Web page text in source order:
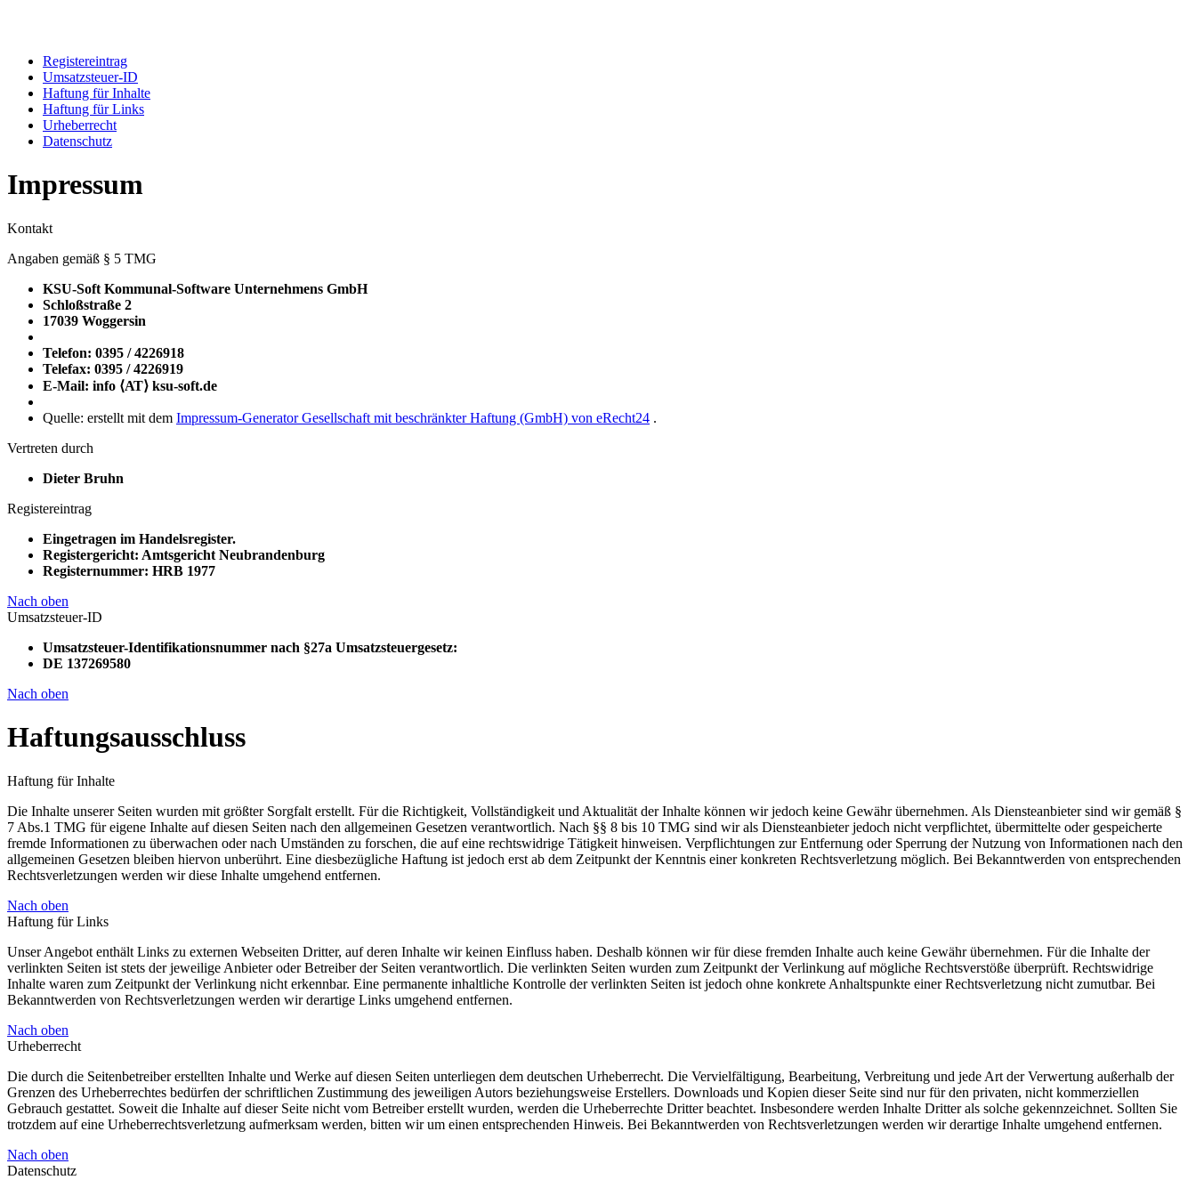
Registereintrag
Umsatzsteuer-ID
Haftung für Inhalte
Haftung für Links
Urheberrecht
Datenschutz
Impressum
Kontakt
Angaben gemäß § 5 TMG
KSU-Soft Kommunal-Software Unternehmens GmbH
Schloßstraße 2
17039 Woggersin
Telefon: 0395 / 4226918
Telefax: 0395 / 4226919
E-Mail: info ⟨ΑΤ⟩ ksu-soft.de
Quelle: erstellt mit dem Impressum-Generator Gesellschaft mit beschränkter Haftung (GmbH) von eRecht24 .
Vertreten durch
Dieter Bruhn
Registereintrag
Eingetragen im Handelsregister.
Registergericht: Amtsgericht Neubrandenburg
Registernummer: HRB 1977
Nach oben
Umsatzsteuer-ID
Umsatzsteuer-Identifikationsnummer nach §27a Umsatzsteuergesetz:
DE 137269580
Nach oben
Haftungsausschluss
Haftung für Inhalte
Die Inhalte unserer Seiten wurden mit größter Sorgfalt erstellt. Für die Richtigkeit, Vollständigkeit und Aktualität der Inhalte können wir jedoch keine Gewähr übernehmen. Als Diensteanbieter sind wir gemäß §
7 Abs.1 TMG für eigene Inhalte auf diesen Seiten nach den allgemeinen Gesetzen verantwortlich. Nach §§ 8 bis 10 TMG sind wir als Diensteanbieter jedoch nicht verpflichtet, übermittelte oder gespeicherte
fremde Informationen zu überwachen oder nach Umständen zu forschen, die auf eine rechtswidrige Tätigkeit hinweisen. Verpflichtungen zur Entfernung oder Sperrung der Nutzung von Informationen nach den
allgemeinen Gesetzen bleiben hiervon unberührt. Eine diesbezügliche Haftung ist jedoch erst ab dem Zeitpunkt der Kenntnis einer konkreten Rechtsverletzung möglich. Bei Bekanntwerden von entsprechenden
Rechtsverletzungen werden wir diese Inhalte umgehend entfernen.
Nach oben
Haftung für Links
Unser Angebot enthält Links zu externen Webseiten Dritter, auf deren Inhalte wir keinen Einfluss haben. Deshalb können wir für diese fremden Inhalte auch keine Gewähr übernehmen. Für die Inhalte der
verlinkten Seiten ist stets der jeweilige Anbieter oder Betreiber der Seiten verantwortlich. Die verlinkten Seiten wurden zum Zeitpunkt der Verlinkung auf mögliche Rechtsverstöße überprüft. Rechtswidrige
Inhalte waren zum Zeitpunkt der Verlinkung nicht erkennbar. Eine permanente inhaltliche Kontrolle der verlinkten Seiten ist jedoch ohne konkrete Anhaltspunkte einer Rechtsverletzung nicht zumutbar. Bei
Bekanntwerden von Rechtsverletzungen werden wir derartige Links umgehend entfernen.
Nach oben
Urheberrecht
Die durch die Seitenbetreiber erstellten Inhalte und Werke auf diesen Seiten unterliegen dem deutschen Urheberrecht. Die Vervielfältigung, Bearbeitung, Verbreitung und jede Art der Verwertung außerhalb der
Grenzen des Urheberrechtes bedürfen der schriftlichen Zustimmung des jeweiligen Autors beziehungsweise Erstellers. Downloads und Kopien dieser Seite sind nur für den privaten, nicht kommerziellen
Gebrauch gestattet. Soweit die Inhalte auf dieser Seite nicht vom Betreiber erstellt wurden, werden die Urheberrechte Dritter beachtet. Insbesondere werden Inhalte Dritter als solche gekennzeichnet. Sollten Sie
trotzdem auf eine Urheberrechtsverletzung aufmerksam werden, bitten wir um einen entsprechenden Hinweis. Bei Bekanntwerden von Rechtsverletzungen werden wir derartige Inhalte umgehend entfernen.
Nach oben
Datenschutz